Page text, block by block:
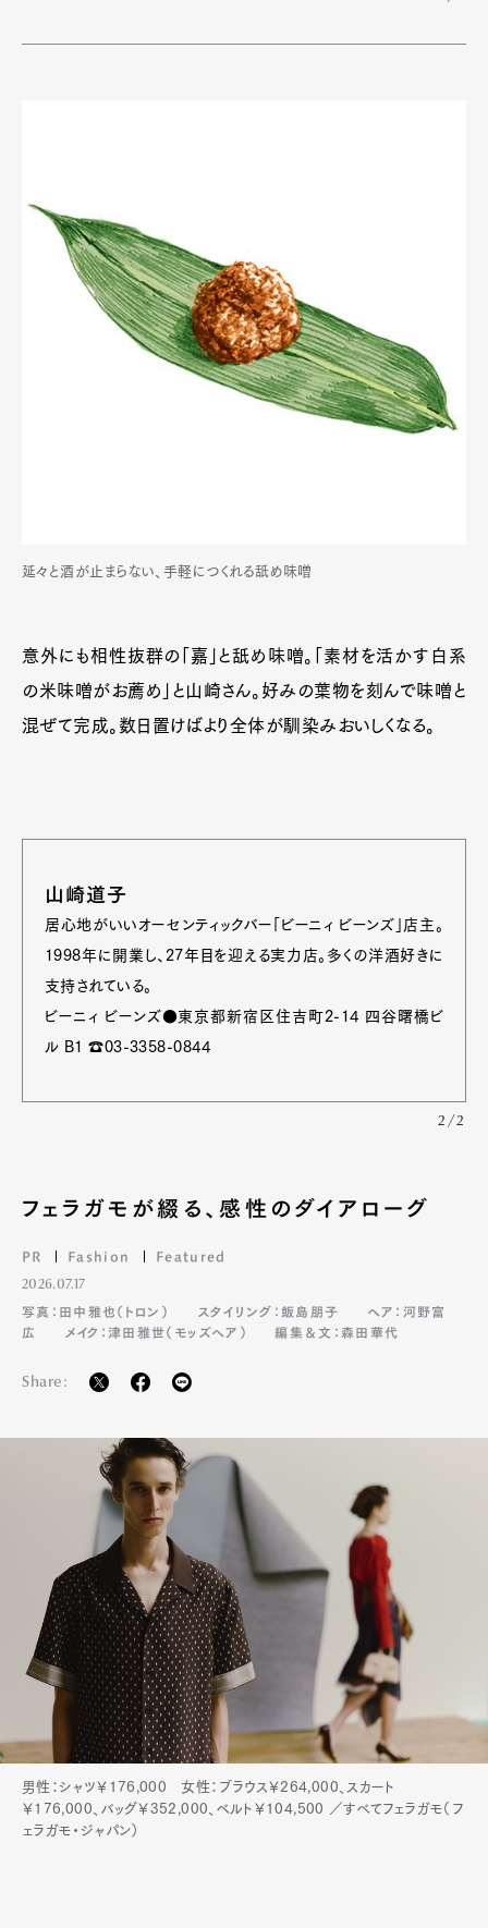
Art&DesignWatch
Gourmet
Cars
ProductCultureLifestyle
延々と酒が止まらない、手軽につくれる舐め味噌
意外にも相性抜群の「嘉」と舐め味噌。「素材を活かす白系
の米味噌がお薦め」と山崎さん。好みの葉物を刻んで味噌と
混ぜて完成。数日置けばより全体が馴染みおいしくなる。
山崎道子
居心地がいいオーセンティックバー「ビーニィ ビーンズ」店主。
1998年に開業し、27年目を迎える実力店。多くの洋酒好きに
支持されている。
ビーニィ ビーンズ●東京都新宿区住吉町2-14 四谷曙橋ビ
ル B1 ☎03-3358-0844
2/2
フェラガモが綴る、感性のダイアローグ
PR Fashion Featured
2026.07.17
写真：田中雅也（トロン）
スタイリング：飯島朋子
ヘア：河野富
広
メイク：津田雅世（モッズヘア） 編集＆文：森田華代
Share:
男性：シャツ￥176,000 女性：ブラウス￥264,000、スカート
￥176,000、バッグ￥352,000、ベルト￥104,500 ／すべてフェラガモ（フ
ェラガモ・ジャパン）